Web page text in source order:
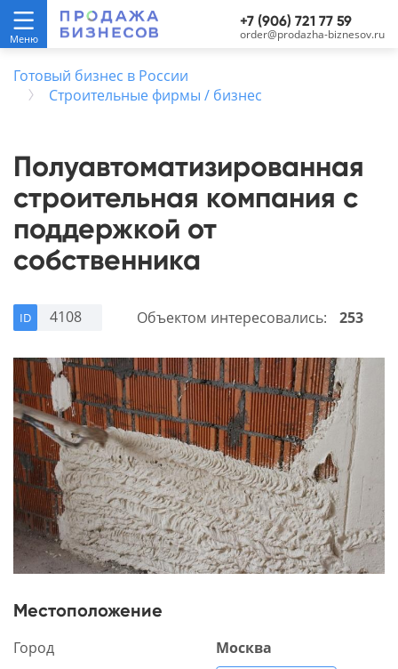
+7 (906) 721 77 59
order@prodazha-biznesov.ru
Готовый бизнес в России
Строительные фирмы / бизнес
Полуавтоматизированная
строительная компания с
поддержкой от
собственника
ID 4108 Объектом интересовались: 253
Местоположение
Город
Москва